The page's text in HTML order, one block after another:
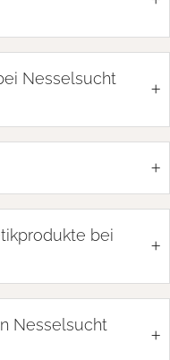
Nesselsucht
+
+
bei
+
Nesselsucht
+